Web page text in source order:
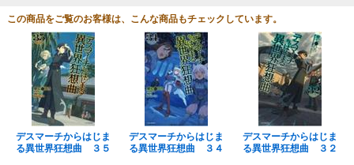
この商品をご覧のお客様は、こんな商品もチェックしています。
デスマーチからはじま
る異世界狂想曲 ３５
デスマーチからはじま
る異世界狂想曲 ３４
デスマーチからはじま
る異世界狂想曲 ３２